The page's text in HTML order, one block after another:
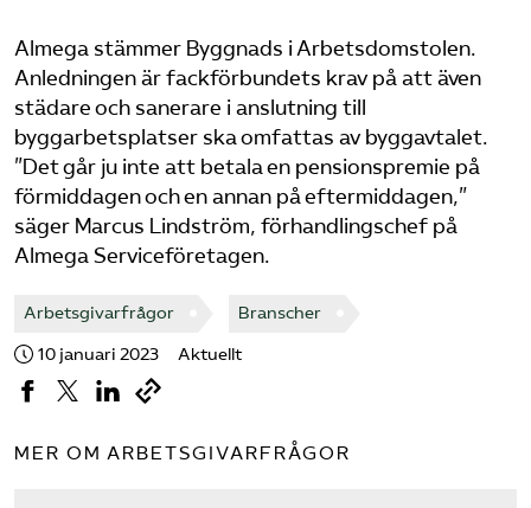
Sök på serviceforetagen.se
Press
In English
Om webbplatsen
Beställ trycksaker
Almega stämmer Byggnads i Arbetsdomstolen.
Anledningen är fackförbundets krav på att även
städare och sanerare i anslutning till
byggarbetsplatser ska omfattas av byggavtalet.
”Det går ju inte att betala en pensionspremie på
förmiddagen och en annan på eftermiddagen,”
säger Marcus Lindström, förhandlingschef på
Almega Serviceföretagen.
Arbetsgivarfrågor Branscher
10 januari 2023 Aktuellt
MER OM ARBETSGIVARFRÅGOR